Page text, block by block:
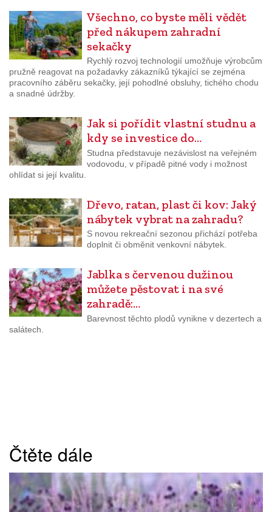
Všechno, co byste měli vědět
před nákupem zahradní
sekačky
Rychlý rozvoj technologií umožňuje výrobcům
pružně reagovat na požadavky zákazníků týkající se zejména
pracovního záběru sekačky, její pohodlné obsluhy, tichého chodu
a snadné údržby.
Jak si pořídit vlastní studnu a
kdy se investice do…
Studna představuje nezávislost na veřejném
vodovodu, v případě pitné vody i možnost
ohlídat si její kvalitu.
Dřevo, ratan, plast či kov: Jaký
nábytek vybrat na zahradu?
S novou rekreační sezonou přichází potřeba
doplnit či obměnit venkovní nábytek.
Jablka s červenou dužinou
můžete pěstovat i na své
zahradě:…
Barevnost těchto plodů vynikne v dezertech a
salátech.
Čtěte dále